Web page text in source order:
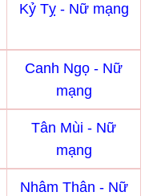
Kỷ Tỵ - Nữ mạng
Canh Ngọ - Nữ
mạng
Tân Mùi - Nữ
mạng
Nhâm Thân - Nữ